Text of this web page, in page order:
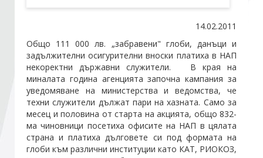
Членове
Стани член
Абонирайте се!
14.02.2011
Общо 111 000 лв. „забравени" глоби, данъци и
задължителни осигурителни вноски платиха в НАП
некоректни държавни служители. В края на
миналата година агенцията започна кампания за
уведомяване на министерства и ведомства, че
техни служители дължат пари на хазната. Само за
месец и половина от старта на акцията, общо 832-
ма чиновници посетиха офисите на НАП в цялата
страна и платиха дълговете си под формата на
глоби към различни институции като КАТ, РИОКОЗ,